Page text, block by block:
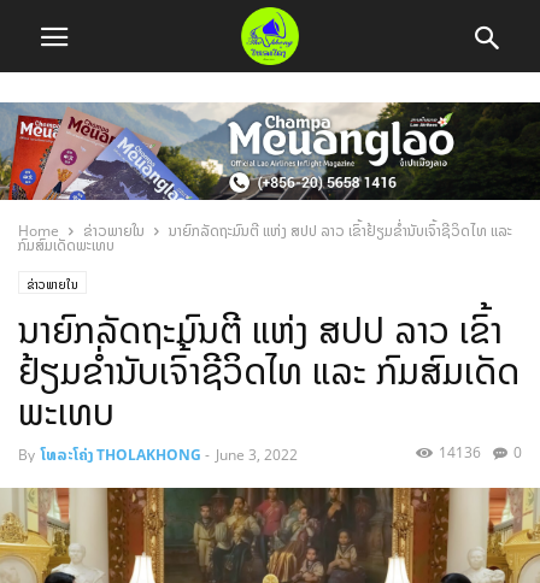
Home ຂ່າວພາຍໃນ ນາຍົກລັດຖະມົນຕີ ແຫ່ງ ສປປ ລາວ ເຂົ້າຢ້ຽມຂ່ຳນັບເຈົ້າຊີວິດໄທ ແລະ
ກົມສົມເດັດພະເທບ
ຂ່າວພາຍໃນ
ນາຍົກລັດຖະມົນຕີ ແຫ່ງ ສປປ ລາວ ເຂົ້າ
ຢ້ຽມຂ່ຳນັບເຈົ້າຊີວິດໄທ ແລະ ກົມສົມເດັດ
ພະເທບ
By ໂທລະໂຄ່ງ THOLAKHONG - June 3, 2022 0
14136